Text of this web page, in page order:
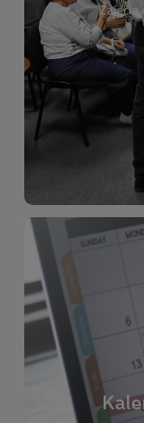
Zajęcia
Biblioteka
sztukę lokalnych
W tej sekcji
poprzednich
Zakładka ta
wydarzenia
przez
spotkań,
Dzięki